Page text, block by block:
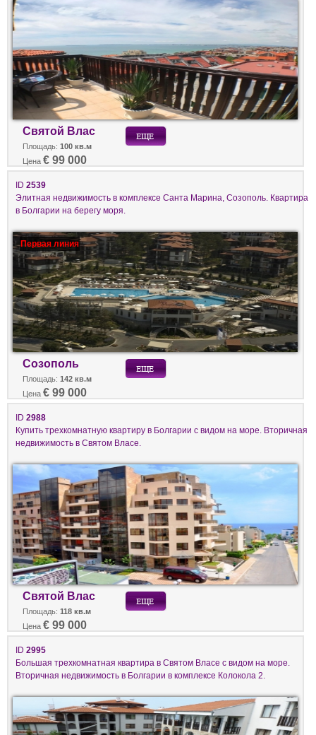
Святой Влас
Площадь: 100 кв.м
Цена € 99 000
ID 2539
Элитная недвижимость в комплексе Санта Марина, Созополь. Квартира
в Болгарии на берегу моря.
Первая линия
Созополь
Площадь: 142 кв.м
Цена € 99 000
ID 2988
Купить трехкомнатную квартиру в Болгарии с видом на море. Вторичная
недвижимость в Святом Власе.
Святой Влас
Площадь: 118 кв.м
Цена € 99 000
ID 2995
Большая трехкомнатная квартира в Святом Власе с видом на море.
Вторичная недвижимость в Болгарии в комплексе Колокола 2.